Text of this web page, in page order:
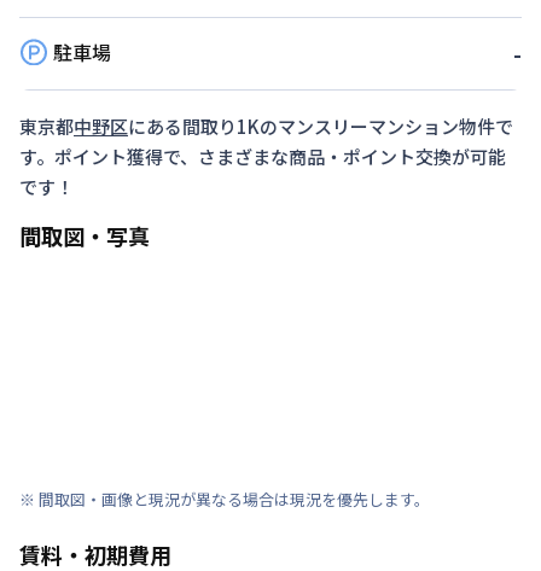
駐車場 -
東京都中野区にある間取り1Kのマンスリーマンション物件で
す。ポイント獲得で、さまざまな商品・ポイント交換が可能
です！
間取図・写真
※ 間取図・画像と現況が異なる場合は現況を優先します。
賃料・初期費用